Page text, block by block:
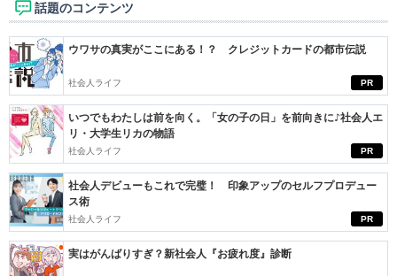
話題のコンテンツ
PR
ウワサの真実がここにある！？ クレジットカードの都市伝説
社会人ライフ
PR
いつでもわたしは前を向く。「女の子の日」を前向きに♪社会人エ
リ・大学生リカの物語
社会人ライフ
PR
社会人デビューもこれで完璧！ 印象アップのセルフプロデュー
ス術
社会人ライフ
実はがんばりすぎ？新社会人『お疲れ度』診断